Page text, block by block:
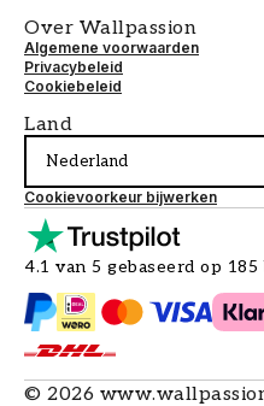
Over Wallpassion
Algemene voorwaarden
Privacybeleid
Cookiebeleid
Land
Nederland
Cookievoorkeur bijwerken
4.1 van 5 gebaseerd op
© 2026